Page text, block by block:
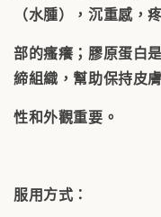
（水腫），沉重感，
部的瘙癢；膠原蛋白
締組織，幫助保持皮
性和外觀重要。
服用方式：